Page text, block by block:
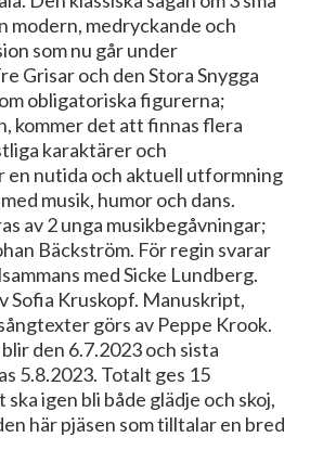
modern, medryckande och
som nu går under
Grisar och den Stora Snygga
obligatoriska figurerna;
kommer det att finnas flera
karaktärer och
en nutida och aktuell utformning
musik, humor och dans.
av 2 unga musikbegåvningar;
Bäckström. För regin svarar
med Sicke Lundberg.
Sofia Kruskopf. Manuskript,
görs av Peppe Krook.
den 6.7.2023 och sista
5.8.2023. Totalt ges 15
igen bli både glädje och skoj,
här pjäsen som tilltalar en bred